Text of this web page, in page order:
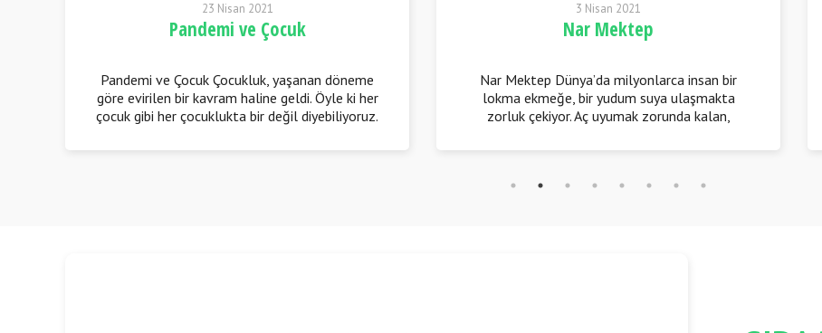
23 Nisan 2021
Pandemi ve Çocuk
Pandemi ve Çocuk Çocukluk, yaşanan döneme
göre evirilen bir kavram haline geldi. Öyle ki her
çocuk gibi her çocuklukta bir değil diyebiliyoruz.
çocukluk
3 Nisan 2021
Nar Mektep
Nar Mektep Dünya’da milyonlarca insan bir
lokma ekmeğe, bir yudum suya ulaşmakta
zorluk çekiyor. Aç uyumak zorunda kalan,
sahiplerini derinden yaralıyor.